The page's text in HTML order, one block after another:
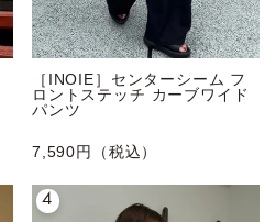
［INOIE］センターシーム フ
ロントステッチ カーブワイド
パンツ
7,590円（税込）
4